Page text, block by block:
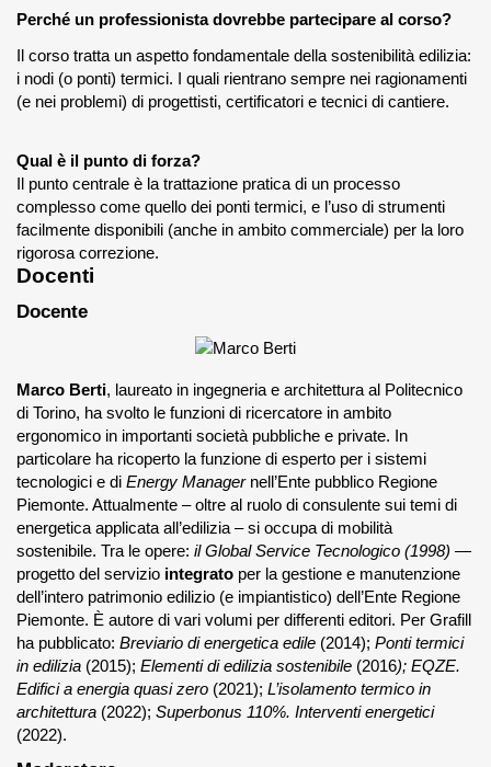
Perché un professionista dovrebbe partecipare al corso?
Il corso tratta un aspetto fondamentale della sostenibilità edilizia:
i nodi (o ponti) termici. I quali rientrano sempre nei ragionamenti
(e nei problemi) di progettisti, certificatori e tecnici di cantiere.
Qual è il punto di forza?
Il punto centrale è la trattazione pratica di un processo
complesso come quello dei ponti termici, e l’uso di strumenti
facilmente disponibili (anche in ambito commerciale) per la loro
rigorosa correzione.
Docenti
Docente
Marco Berti, laureato in ingegneria e architettura al Politecnico
di Torino, ha svolto le funzioni di ricercatore in ambito
ergonomico in importanti società pubbliche e private. In
particolare ha ricoperto la funzione di esperto per i sistemi
tecnologici e di Energy Manager nell’Ente pubblico Regione
Piemonte. Attualmente – oltre al ruolo di consulente sui temi di
energetica applicata all’edilizia – si occupa di mobilità
sostenibile. Tra le opere: il Global Service Tecnologico (1998) —
progetto del servizio integrato per la gestione e manutenzione
dell’intero patrimonio edilizio (e impiantistico) dell’Ente Regione
Piemonte. È autore di vari volumi per differenti editori. Per Grafill
ha pubblicato: Breviario di energetica edile (2014); Ponti termici
in edilizia (2015); Elementi di edilizia sostenibile (2016); EQZE.
Edifici a energia quasi zero (2021); L’isolamento termico in
architettura (2022); Superbonus 110%. Interventi energetici
(2022).